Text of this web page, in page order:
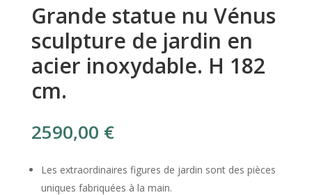
Grande statue nu Vénus
sculpture de jardin en
acier inoxydable. H 182
cm.
2590,00 €
Les extraordinaires figures de jardin sont des pièces
uniques fabriquées à la main.